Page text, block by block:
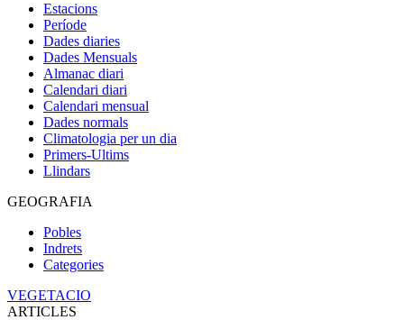
Estacions
Període
Dades diaries
Dades Mensuals
Almanac diari
Calendari diari
Calendari mensual
Dades normals
Climatologia per un dia
Primers-Ultims
Llindars
GEOGRAFIA
Pobles
Indrets
Categories
VEGETACIO
ARTICLES